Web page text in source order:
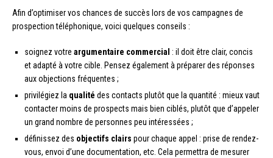
Afin d’optimiser vos chances de succès lors de vos campagnes de
prospection téléphonique, voici quelques conseils :
soignez votre argumentaire commercial : il doit être clair, concis
et adapté à votre cible. Pensez également à préparer des réponses
aux objections fréquentes ;
privilégiez la qualité des contacts plutôt que la quantité : mieux vaut
contacter moins de prospects mais bien ciblés, plutôt que d’appeler
un grand nombre de personnes peu intéressées ;
définissez des objectifs clairs pour chaque appel : prise de rendez-
vous, envoi d’une documentation, etc. Cela permettra de mesurer